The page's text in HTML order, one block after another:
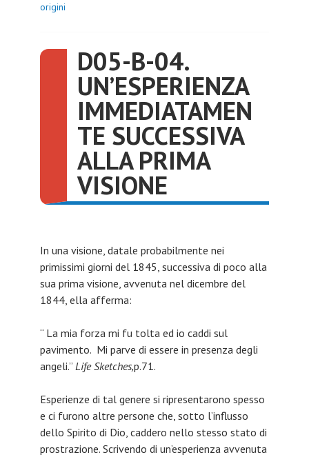
origini
D05-B-04.
UN’ESPERIENZA
IMMEDIATAMEN
TE SUCCESSIVA
ALLA PRIMA
VISIONE
In una visione, datale probabilmente nei
primissimi giorni del 1845, successiva di poco alla
sua prima visione, avvenuta nel dicembre del
1844, ella afferma:
“ La mia forza mi fu tolta ed io caddi sul
pavimento. Mi parve di essere in presenza degli
angeli.” Life Sketches,p.71.
Esperienze di tal genere si ripresentarono spesso
e ci furono altre persone che, sotto l’influsso
dello Spirito di Dio, caddero nello stesso stato di
prostrazione. Scrivendo di un’esperienza avvenuta